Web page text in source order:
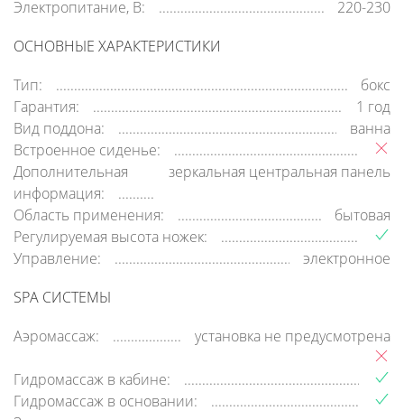
Электропитание, В:
220-230
ОСНОВНЫЕ ХАРАКТЕРИСТИКИ
Тип:
бокс
Гарантия:
1 год
Вид поддона:
ванна
Встроенное сиденье:
Дополнительная
информация:
зеркальная центральная панель
Область применения:
бытовая
Регулируемая высота ножек:
Управление:
электронное
SPA СИСТЕМЫ
Аэромассаж:
установка не предусмотрена
Гидромассаж в кабине:
Гидромассаж в основании: